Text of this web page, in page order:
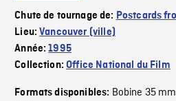
Chute de tournage de: Postcards
Lieu:Vancouver (ville)
Année:1995
Collection:Office National du Film
Formats disponibles: Bobine 35 mm